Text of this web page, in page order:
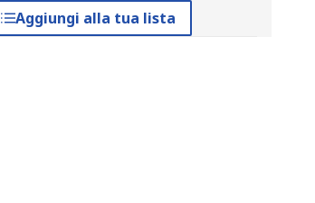
Aggiungi alla tua lista